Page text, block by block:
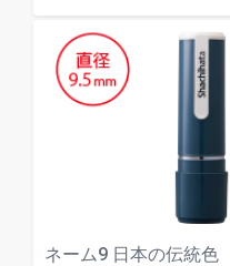
ネーム9 日本の伝統色